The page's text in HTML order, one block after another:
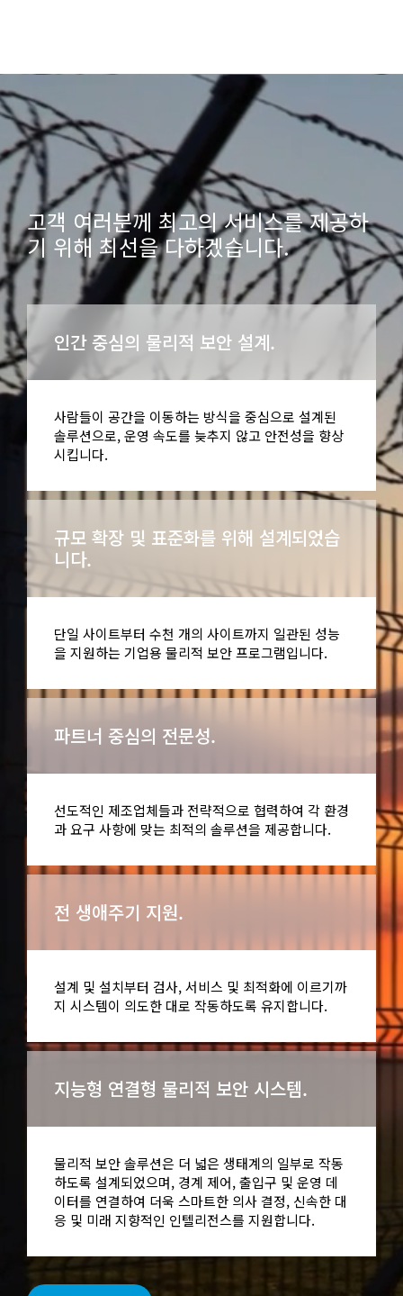
고객 여러분께 최고의 서비스를 제공하
기 위해 최선을 다하겠습니다.
인간 중심의 물리적 보안 설계.
사람들이 공간을 이동하는 방식을 중심으로 설계된
솔루션으로, 운영 속도를 늦추지 않고 안전성을 향상
시킵니다.
규모 확장 및 표준화를 위해 설계되었습
니다.
단일 사이트부터 수천 개의 사이트까지 일관된 성능
을 지원하는 기업용 물리적 보안 프로그램입니다.
파트너 중심의 전문성.
선도적인 제조업체들과 전략적으로 협력하여 각 환경
과 요구 사항에 맞는 최적의 솔루션을 제공합니다.
전 생애주기 지원.
설계 및 설치부터 검사, 서비스 및 최적화에 이르기까
지 시스템이 의도한 대로 작동하도록 유지합니다.
지능형 연결형 물리적 보안 시스템.
물리적 보안 솔루션은 더 넓은 생태계의 일부로 작동
하도록 설계되었으며, 경계 제어, 출입구 및 운영 데
이터를 연결하여 더욱 스마트한 의사 결정, 신속한 대
응 및 미래 지향적인 인텔리전스를 지원합니다.